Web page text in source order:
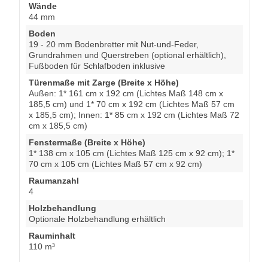
Wände
44 mm
Boden
19 - 20 mm Bodenbretter mit Nut-und-Feder,
Grundrahmen und Querstreben (optional erhältlich),
Fußboden für Schlafboden inklusive
Türenmaße mit Zarge (Breite x Höhe)
Außen: 1* 161 cm x 192 cm (Lichtes Maß 148 cm x
185,5 cm) und 1* 70 cm x 192 cm (Lichtes Maß 57 cm
x 185,5 cm); Innen: 1* 85 cm x 192 cm (Lichtes Maß 72
cm x 185,5 cm)
Fenstermaße (Breite x Höhe)
1* 138 cm x 105 cm (Lichtes Maß 125 cm x 92 cm); 1*
70 cm x 105 cm (Lichtes Maß 57 cm x 92 cm)
Raumanzahl
4
Holzbehandlung
Optionale Holzbehandlung erhältlich
Rauminhalt
110 m³